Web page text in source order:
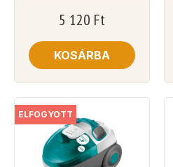
5 120 Ft
KOSÁRBA
ELFOGYOTT